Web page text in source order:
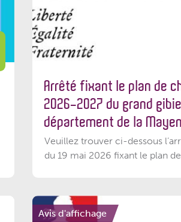
Arrêté fixant le plan de
2026-2027 du grand
département de la
Veuillez trouver ci-dessous
du 19 mai 2026 fixant le plan
Avis d'affichage